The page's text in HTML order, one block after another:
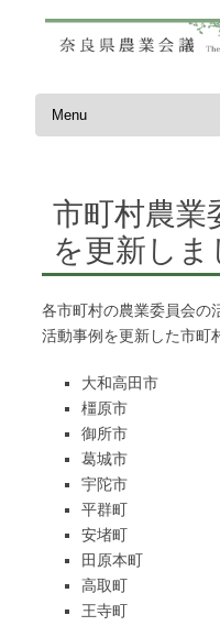
コンテンツへスキップ
市町村農業
を更新しま
各市町村の農業委員会の
活動事例を更新した市町
大和高田市
橿原市
御所市
葛城市
宇陀市
平群町
安堵町
田原本町
高取町
王寺町